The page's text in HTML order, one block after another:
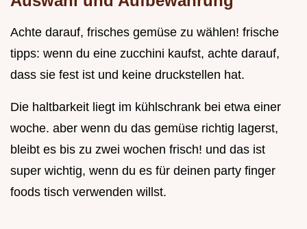
Achte darauf, frisches gemüse zu wählen! frische
tipps: wenn du eine zucchini kaufst, achte darauf,
dass sie fest ist und keine druckstellen hat.
Die haltbarkeit liegt im kühlschrank bei etwa einer
woche. aber wenn du das gemüse richtig lagerst,
bleibt es bis zu zwei wochen frisch! und das ist
super wichtig, wenn du es für deinen party finger
foods tisch verwenden willst.